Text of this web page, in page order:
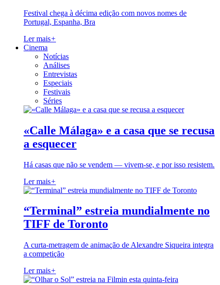
Festival chega à décima edição com novos nomes de
Portugal, Espanha, Bra
Ler mais+
Cinema
Notícias
Análises
Entrevistas
Especiais
Festivais
Séries
«Calle Málaga» e a casa que se recusa
a esquecer
Há casas que não se vendem — vivem-se, e por isso resistem.
Ler mais+
“Terminal” estreia mundialmente no
TIFF de Toronto
A curta-metragem de animação de Alexandre Siqueira integra
a competição
Ler mais+